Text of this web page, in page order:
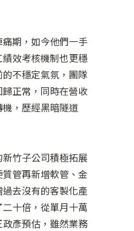
期，如今他們一手
效考核機制也更穩
不穩定氣氛，團隊
正常，同時在營收
，歷經黑暗隧道
竹子公司積極拓展
管再新增軟管、金
去沒有的客製化產
十倍，從單月十萬
彥預估，雖然業務